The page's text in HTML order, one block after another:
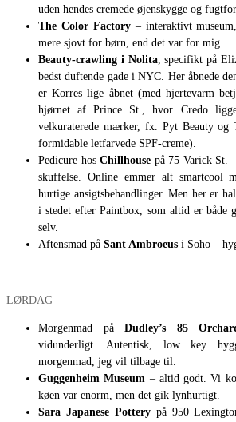
uden hendes cremede øjenskygge og
The Color Factory– interaktivt
mere sjovt for børn, end det var for mig.
Beauty-crawling iNolita, specifikt på
bedst duftende gade i NYC. Her åbnede
er Korres lige åbnet (med hjertevarm
hjørnet af Prince St., hvor Credo
velkuraterede mærker, fx. Pyt Beauty og
formidable letfarvede SPF-creme).
Pedicure hos Chillhouse på 75 Varick St.
skuffelse. Online emmer alt smartcool
hurtige ansigtsbehandlinger. Men her er
i stedet efter Paintbox, som altid er både
selv.
Aftensmad på Sant Ambroeus i Soho –
LØRDAG
Morgenmad påDudley’s 85
vidunderligt. Autentisk, low key
morgenmad, jeg vil tilbage til.
Guggenheim Museum – altid godt. Vi
køen var enorm, men det gik lynhurtigt.
Sara Japanese Potterypå 950